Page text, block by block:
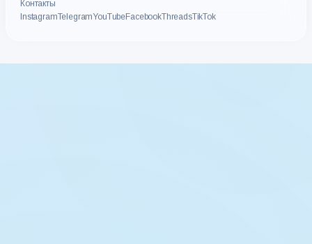
Контакты
InstagramTelegramYouTubeFacebookThreadsTikTok